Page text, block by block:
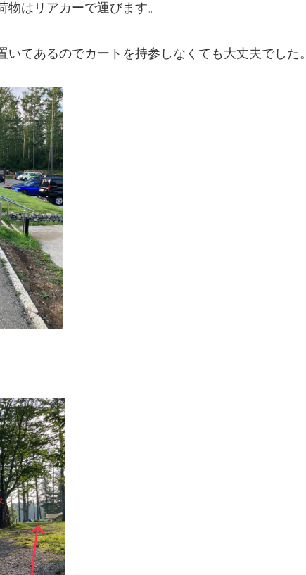
物はリアカーで運びます。
いてあるのでカートを持参しなくても大丈夫でした。